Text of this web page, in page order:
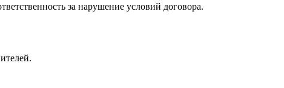
за нарушение условий договора.